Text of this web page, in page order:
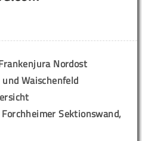
Nordost
Waischenfeld
Sektionswand,